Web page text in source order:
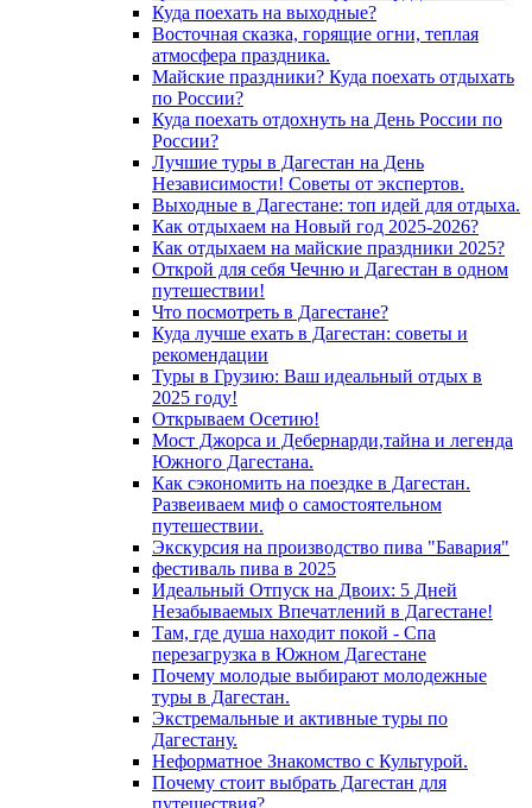
Куда поехать на выходные?
Восточная сказка, горящие огни, теплая
атмосфера праздника.
Майские праздники? Куда поехать отдыхать
по России?
Куда поехать отдохнуть на День России по
России?
Лучшие туры в Дагестан на День
Независимости! Советы от экспертов.
Выходные в Дагестане: топ идей для отдыха.
Как отдыхаем на Новый год 2025-2026?
Как отдыхаем на майские праздники 2025?
Открой для себя Чечню и Дагестан в одном
путешествии!
Что посмотреть в Дагестане?
Куда лучше ехать в Дагестан: советы и
рекомендации
Туры в Грузию: Ваш идеальный отдых в
2025 году!
Открываем Осетию!
Мост Джорса и Дебернарди,тайна и легенда
Южного Дагестана.
Как сэкономить на поездке в Дагестан.
Развеиваем миф о самостоятельном
путешествии.
Экскурсия на производство пива "Бавария"
фестиваль пива в 2025
Идеальный Отпуск на Двоих: 5 Дней
Незабываемых Впечатлений в Дагестане!
Там, где душа находит покой - Спа
перезагрузка в Южном Дагестане
Почему молодые выбирают молодежные
туры в Дагестан.
Экстремальные и активные туры по
Дагестану.
Неформатное Знакомство с Культурой.
Почему стоит выбрать Дагестан для
путешествия?